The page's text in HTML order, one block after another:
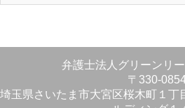
弁護士法人グリーンリ
〒330-
埼玉県さいたま市大宮区桜木町１丁